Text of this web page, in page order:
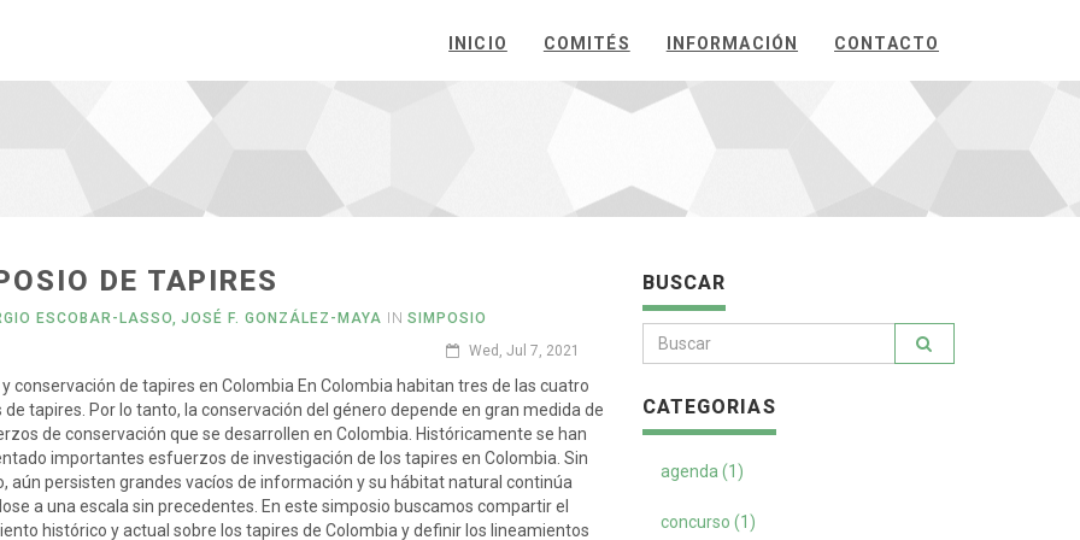
INICIO COMITÉS INFORMACIÓN CONTACTO
DE TAPIRES
ESCOBAR-LASSO, JOSÉ F. GONZÁLEZ-MAYA INSIMPOSIO
Wed, Jul 7, 2021
y conservación de tapires en Colombia En Colombia habitan tres de las cuatro
de tapires. Por lo tanto, la conservación del género depende en gran medida de
de conservación que se desarrollen en Colombia. Históricamente se han
importantes esfuerzos de investigación de los tapires en Colombia. Sin
aún persisten grandes vacíos de información y su hábitat natural continúa
a una escala sin precedentes. En este simposio buscamos compartir el
histórico y actual sobre los tapires de Colombia y definir los lineamientos
BUSCAR
CATEGORIAS
agenda (1)
concurso (1)